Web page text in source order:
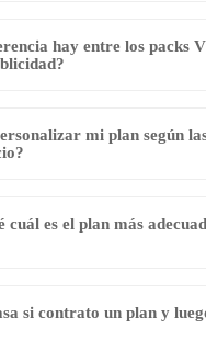
hay entre los packs
mi plan según las
cuál es el plan más
si contrato un plan y